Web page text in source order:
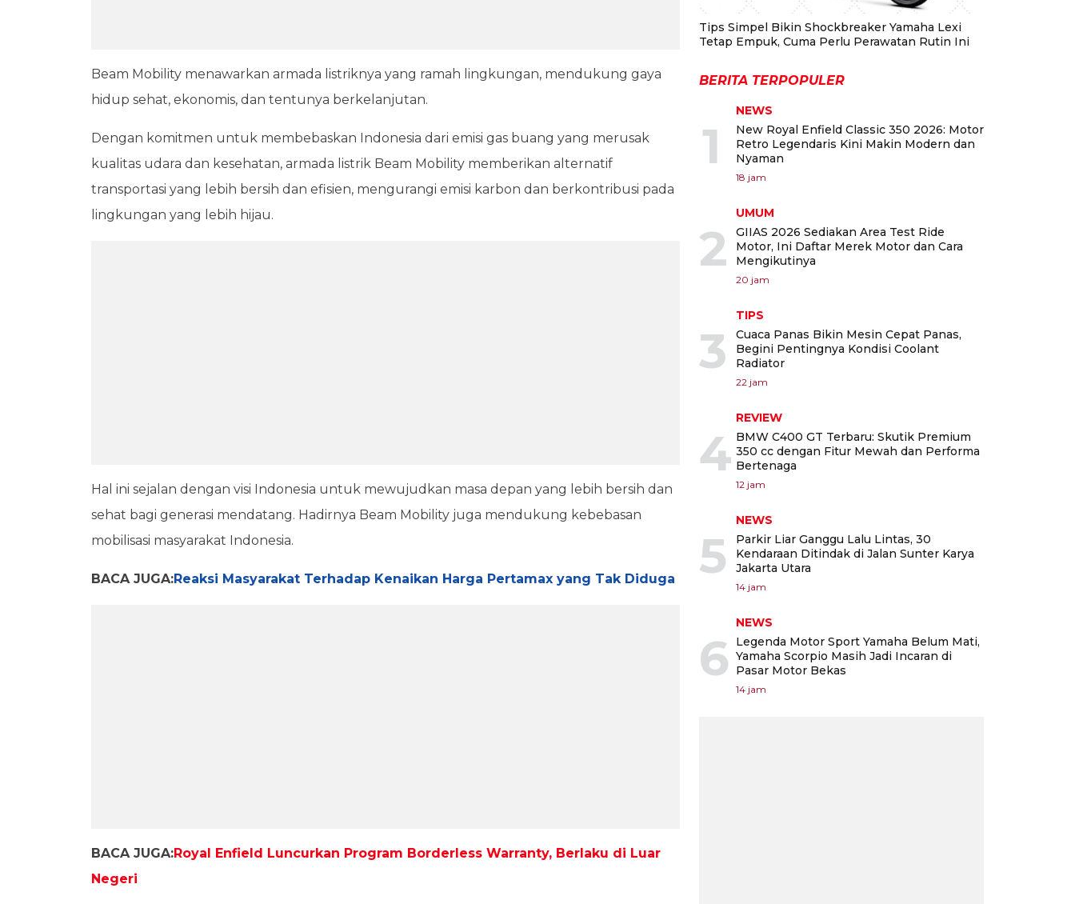
Beam Mobility menawarkan armada listriknya yang ramah lingkungan, mendukung gaya
hidup sehat, ekonomis, dan tentunya berkelanjutan.
Dengan komitmen untuk membebaskan Indonesia dari emisi gas buang yang merusak
kualitas udara dan kesehatan, armada listrik Beam Mobility memberikan alternatif
transportasi yang lebih bersih dan efisien, mengurangi emisi karbon dan berkontribusi pada
lingkungan yang lebih hijau.
Hal ini sejalan dengan visi Indonesia untuk mewujudkan masa depan yang lebih bersih dan
sehat bagi generasi mendatang. Hadirnya Beam Mobility juga mendukung kebebasan
mobilisasi masyarakat Indonesia.
BACA JUGA:Reaksi Masyarakat Terhadap Kenaikan Harga Pertamax yang Tak Diduga
BACA JUGA:Royal Enfield Luncurkan Program Borderless Warranty, Berlaku di Luar
Negeri
Tips Simpel Bikin Shockbreaker Yamaha Lexi
Tetap Empuk, Cuma Perlu Perawatan Rutin Ini
BERITA TERPOPULER
1
NEWS
New Royal Enfield Classic 350 2026: Motor
Retro Legendaris Kini Makin Modern dan
Nyaman
18 jam
2
UMUM
GIIAS 2026 Sediakan Area Test Ride
Motor, Ini Daftar Merek Motor dan Cara
Mengikutinya
20 jam
3
TIPS
Cuaca Panas Bikin Mesin Cepat Panas,
Begini Pentingnya Kondisi Coolant
Radiator
22 jam
4
REVIEW
BMW C400 GT Terbaru: Skutik Premium
350 cc dengan Fitur Mewah dan Performa
Bertenaga
12 jam
5
NEWS
Parkir Liar Ganggu Lalu Lintas, 30
Kendaraan Ditindak di Jalan Sunter Karya
Jakarta Utara
14 jam
6
NEWS
Legenda Motor Sport Yamaha Belum Mati,
Yamaha Scorpio Masih Jadi Incaran di
Pasar Motor Bekas
14 jam